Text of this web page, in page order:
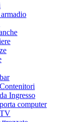
Ingresso
computer